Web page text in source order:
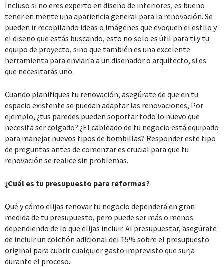
Incluso si no eres experto en diseño de interiores, es bueno
tener en mente una apariencia general para la renovación. Se
pueden ir recopilando ideas o imágenes que evoquen el estilo y
el diseño que estás buscando, esto no solo es útil para ti y tu
equipo de proyecto, sino que también es una excelente
herramienta para enviarla a un diseñador o arquitecto, si es
que necesitarás uno.
Cuando planifiques tu renovación, asegúrate de que en tu
espacio existente se puedan adaptar las renovaciones, Por
ejemplo, ¿tus paredes pueden soportar todo lo nuevo que
necesita ser colgado? ¿El cableado de tu negocio está equipado
para manejar nuevos tipos de bombillas? Responder este tipo
de preguntas antes de comenzar es crucial para que tu
renovación se realice sin problemas.
¿Cuál es tu presupuesto para reformas?
Qué y cómo elijas renovar tu negocio dependerá en gran
medida de tu presupuesto, pero puede ser más o menos
dependiendo de lo que elijas incluir. Al presupuestar, asegúrate
de incluir un colchón adicional del 15% sobre el presupuesto
original para cubrir cualquier gasto imprevisto que surja
durante el proceso.